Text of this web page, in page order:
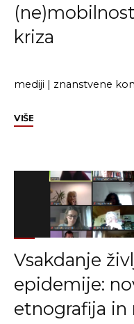
kriza
mediji | znanstvene
VIŠE"Drago
Nedobrovoljna
(ne)mobilnost
doba
kriza"
Vsakdanje
epidemije:
etnografija in